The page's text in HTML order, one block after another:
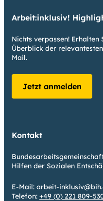
Arbeit:inklusiv!
Nichts verpassen! Erhalten
Überblick der
Mail.
Jetzt anmelden
Kontakt
Hilfen der Sozialen
E-Mail: arbeit-
Telefon: +49 (0) 221 809-